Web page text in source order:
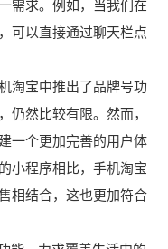
需求。例如，当我们在
可以直接通过聊天栏点
淘宝中推出了品牌号功
仍然比较有限。然而，
一个更加完善的用户体
小程序相比，手机淘宝
相结合，这也更加符合